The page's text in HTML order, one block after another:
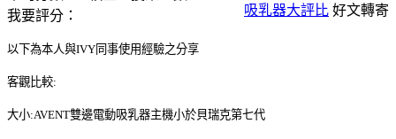
我要評分：
吸乳器大評比 好文轉寄
以下為本人與IVY同事使用經驗之分享
客觀比較:
大小:AVENT雙邊電動吸乳器主機小於貝瑞克第七代